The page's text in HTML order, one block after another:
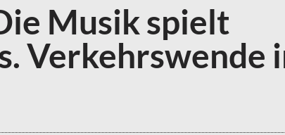
Musik spielt
Verkehrswende